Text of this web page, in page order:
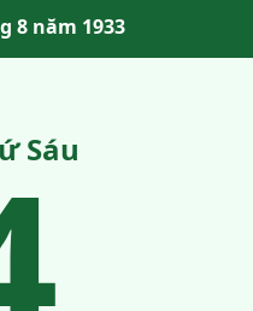
8 năm 1933
Sáu